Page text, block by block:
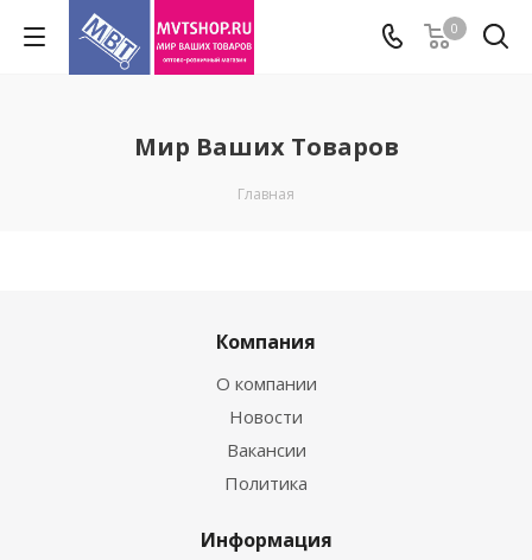
0
Мир Ваших Товаров
Главная
Компания
О компании
Новости
Вакансии
Политика
Информация